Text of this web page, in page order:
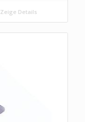
Zeige Details